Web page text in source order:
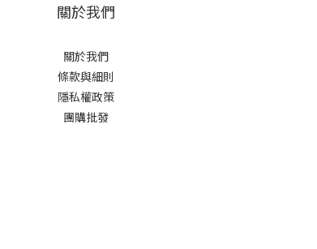
關於我們
關於我們
條款與細則
隱私權政策
團購批發